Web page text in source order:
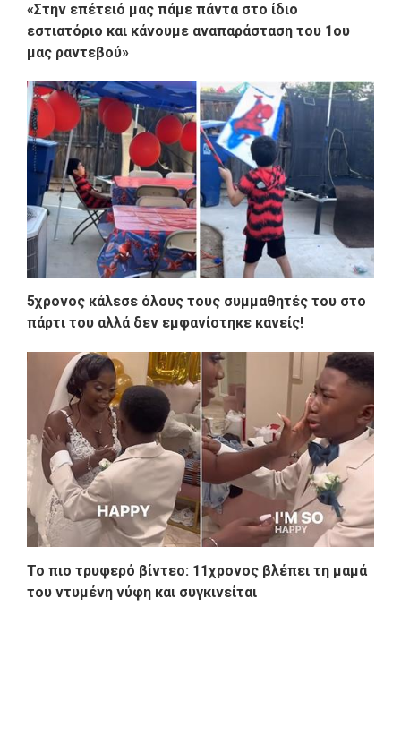
«Στην επέτειό μας πάμε πάντα στο ίδιο
εστιατόριο και κάνουμε αναπαράσταση του 1ου
μας ραντεβού»
5χρονος κάλεσε όλους τους συμμαθητές του στο
πάρτι του αλλά δεν εμφανίστηκε κανείς!
To πιο τρυφερό βίντεο: 11χρονος βλέπει τη μαμά
του ντυμένη νύφη και συγκινείται